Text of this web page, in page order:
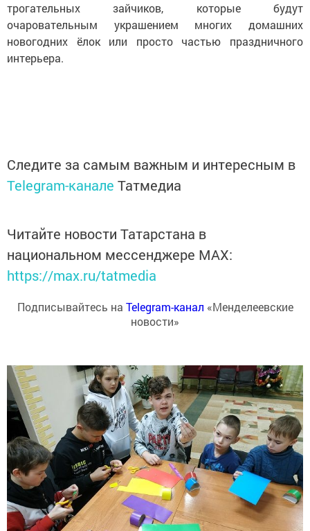
трогательных зайчиков, которые будут
очаровательным украшением многих домашних
новогодних ёлок или просто частью праздничного
интерьера.
Следите за самым важным и интересным в
Telegram-канале Татмедиа
Читайте новости Татарстана в
национальном мессенджере MАХ:
https://max.ru/tatmedia
Подписывайтесь на Telegram-канал «Менделеевские
новости»